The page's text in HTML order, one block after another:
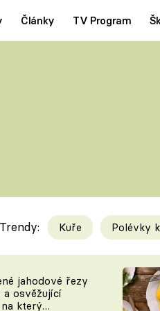
Články TV Program
ŠÉF!
Trendy: Kuře Polévky
jahodové řezy
a osvěžující
který